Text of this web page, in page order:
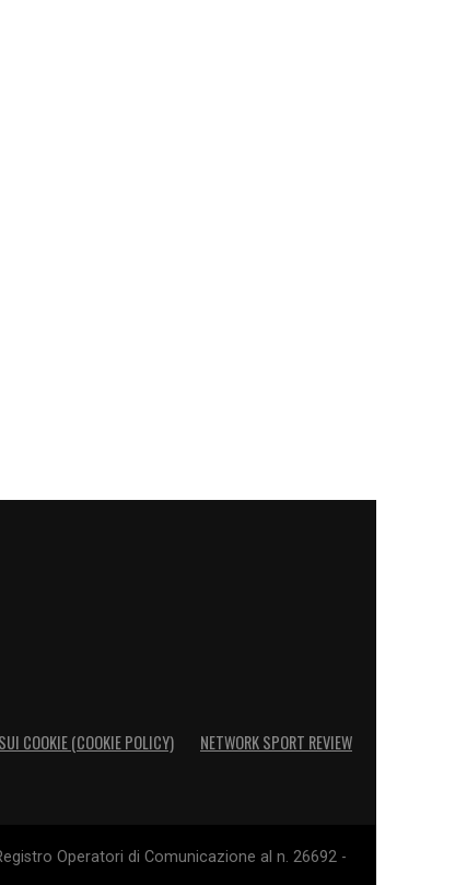
COOKIE (COOKIE POLICY) NETWORK SPORT REVIEW
Operatori di Comunicazione al n. 26692 -